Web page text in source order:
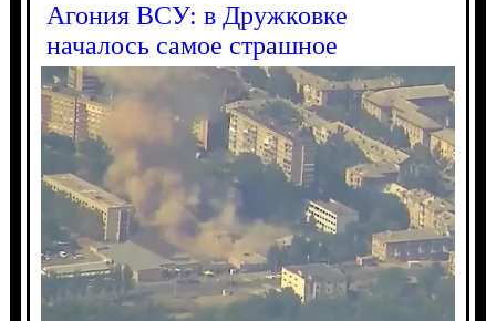
Агония ВСУ: в Дружковке
началось самое страшное